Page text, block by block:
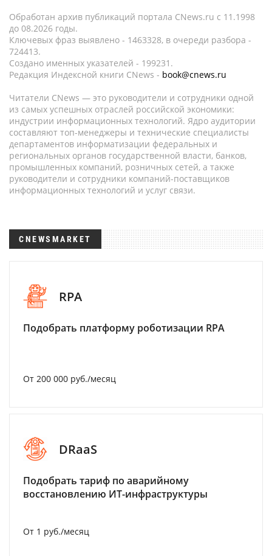
Обработан архив публикаций портала CNews.ru c 11.1998
до 08.2026 годы.
Ключевых фраз выявлено - 1463328, в очереди разбора -
724413.
Создано именных указателей - 199231.
Редакция Индексной книги CNews - book@cnews.ru
Читатели CNews — это руководители и сотрудники одной
из самых успешных отраслей российской экономики:
индустрии информационных технологий. Ядро аудитории
составляют топ-менеджеры и технические специалисты
департаментов информатизации федеральных и
региональных органов государственной власти, банков,
промышленных компаний, розничных сетей, а также
руководители и сотрудники компаний-поставщиков
информационных технологий и услуг связи.
CNEWSMARKET
RPA
Подобрать платформу роботизации RPA
От 200 000 руб./месяц
DRaaS
Подобрать тариф по аварийному
восстановлению ИТ-инфраструктуры
От 1 руб./месяц